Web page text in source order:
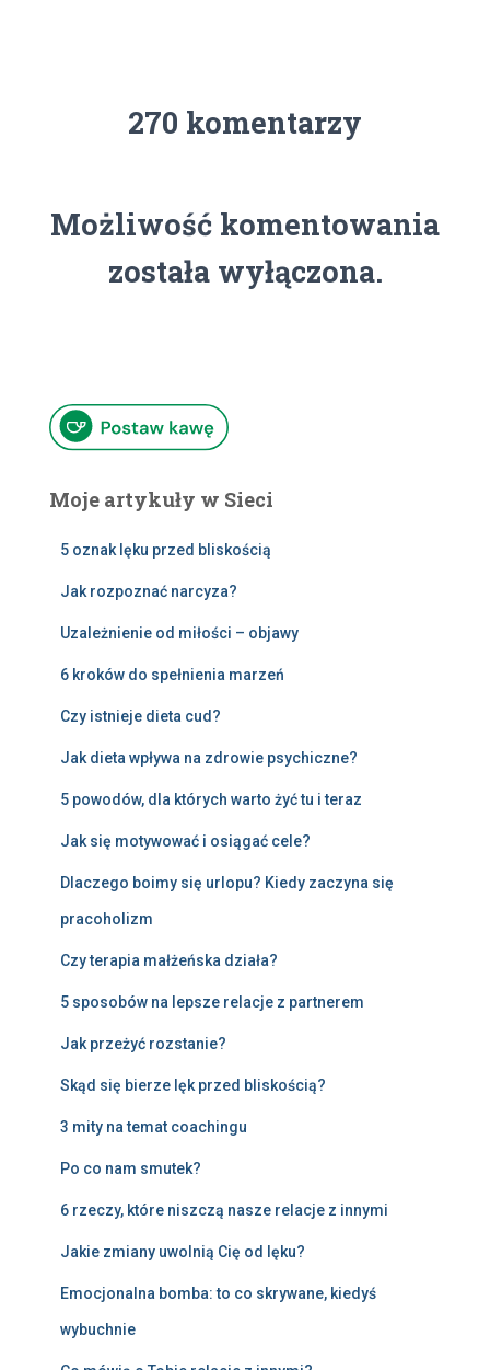
270 komentarzy
Możliwość komentowania
została wyłączona.
Moje artykuły w Sieci
5 oznak lęku przed bliskością
Jak rozpoznać narcyza?
Uzależnienie od miłości – objawy
6 kroków do spełnienia marzeń
Czy istnieje dieta cud?
Jak dieta wpływa na zdrowie psychiczne?
5 powodów, dla których warto żyć tu i teraz
Jak się motywować i osiągać cele?
Dlaczego boimy się urlopu? Kiedy zaczyna się
pracoholizm
Czy terapia małżeńska działa?
5 sposobów na lepsze relacje z partnerem
Jak przeżyć rozstanie?
Skąd się bierze lęk przed bliskością?
3 mity na temat coachingu
Po co nam smutek?
6 rzeczy, które niszczą nasze relacje z innymi
Jakie zmiany uwolnią Cię od lęku?
Emocjonalna bomba: to co skrywane, kiedyś
wybuchnie